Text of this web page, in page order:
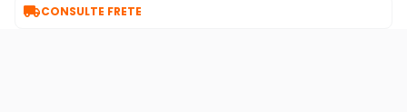
CONSULTE FRETE